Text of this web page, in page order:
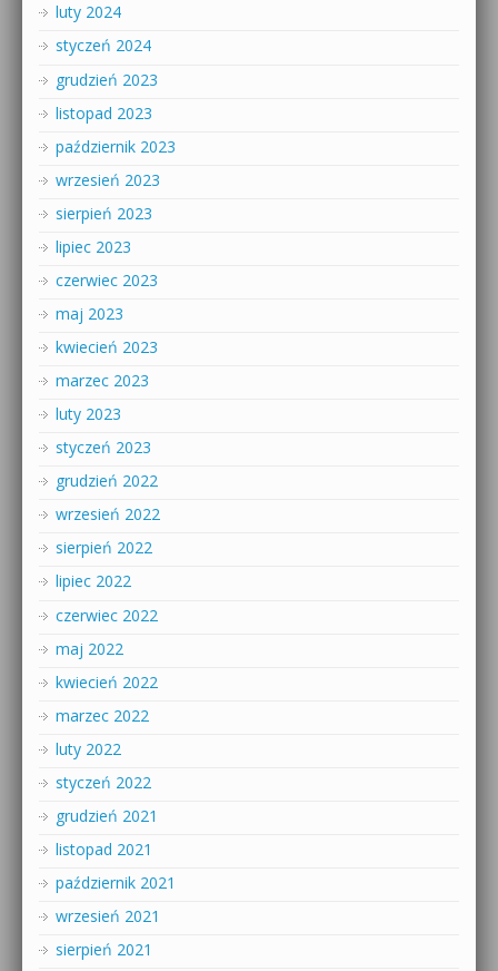
luty 2024
styczeń 2024
grudzień 2023
listopad 2023
październik 2023
wrzesień 2023
sierpień 2023
lipiec 2023
czerwiec 2023
maj 2023
kwiecień 2023
marzec 2023
luty 2023
styczeń 2023
grudzień 2022
wrzesień 2022
sierpień 2022
lipiec 2022
czerwiec 2022
maj 2022
kwiecień 2022
marzec 2022
luty 2022
styczeń 2022
grudzień 2021
listopad 2021
październik 2021
wrzesień 2021
sierpień 2021